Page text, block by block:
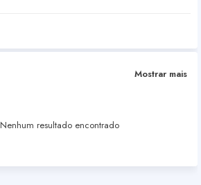
Mostrar mais
Nenhum resultado encontrado